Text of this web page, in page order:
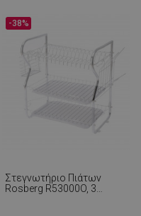
Στεγνωτήριο Πιάτων
Rosberg R53000O, 3
-38%